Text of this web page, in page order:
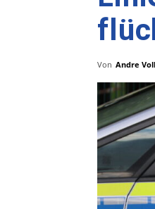
Von Andre